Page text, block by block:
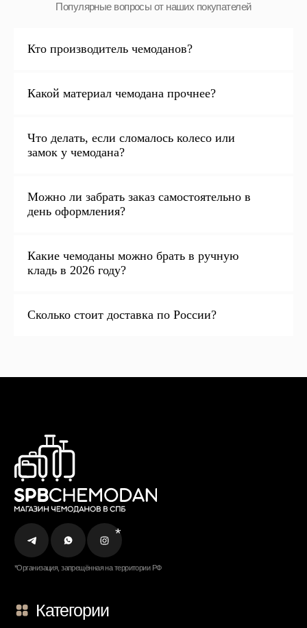
Кто производитель чемоданов?
Какой материал чемодана прочнее?
Что делать, если сломалось колесо или
замок у чемодана?
Можно ли забрать заказ самостоятельно в
день оформления?
Какие чемоданы можно брать в ручную
кладь в 2026 году?
Сколько стоит доставка по России?